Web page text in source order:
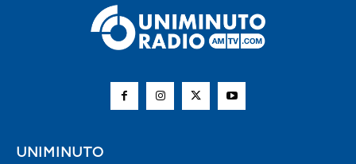
UNIMINUTO